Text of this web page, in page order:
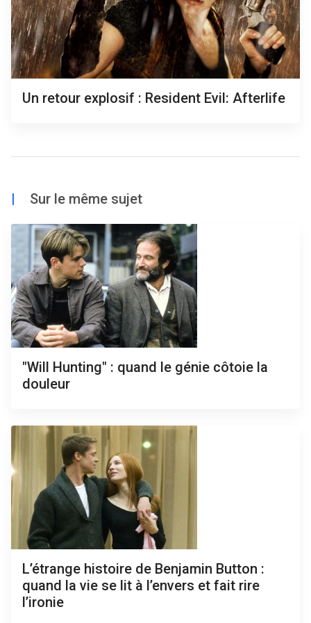
Un retour explosif : Resident Evil: Afterlife
| Sur le même sujet
"Will Hunting" : quand le génie côtoie la
douleur
L’étrange histoire de Benjamin Button :
quand la vie se lit à l’envers et fait rire
l’ironie